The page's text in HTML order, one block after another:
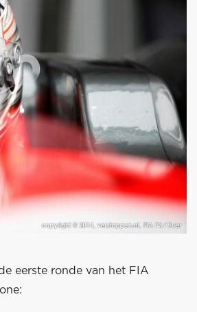
eerste ronde van het FIA